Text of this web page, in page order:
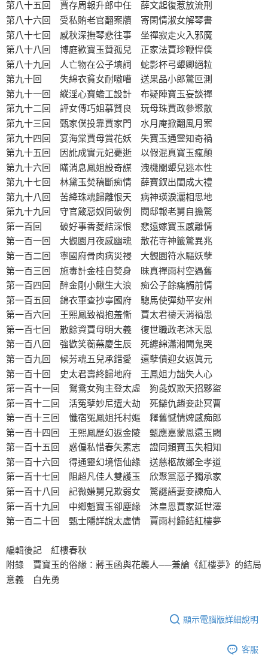
第八十五回 賈存周報升郎中任 薛文起復惹放流刑
第八十六回 受私賄老官翻案牘 寄閑情淑女解琴書
第八十七回 感秋深撫琴悲往事 坐禪寂走火入邪魔
第八十八回 博庭歡寶玉贊孤兒 正家法賈珍鞭悍僕
第八十九回 人亡物在公子填詞 蛇影杯弓顰卿絕粒
第九十回 失綿衣貧女耐嗷嘈 送果品小郎驚叵測
第九十一回 縱淫心寶蟾工設計 布疑陣寶玉妄談禪
第九十二回 評女傳巧姐慕賢良 玩母珠賈政參聚散
第九十三回 甄家僕投靠賈家門 水月庵掀翻風月案
第九十四回 宴海棠賈母賞花妖 失寶玉通靈知奇禍
第九十五回 因訛成實元妃薨逝 以假混真寶玉瘋顛
第九十六回 瞞消息鳳姐設奇謀 洩機關顰兒迷本性
第九十七回 林黛玉焚稿斷痴情 薛寶釵出閨成大禮
第九十八回 苦絳珠魂歸離恨天 病神瑛淚灑相思地
第九十九回 守官箴惡奴同破例 閱邸報老舅自擔驚
第一百回 破好事香菱結深恨 悲遠嫁寶玉感離情
第一百一回 大觀園月夜感幽魂 散花寺神籤驚異兆
第一百二回 寧國府骨肉病災祲 大觀園符水驅妖孽
第一百三回 施毒計金桂自焚身 昧真禪雨村空遇舊
第一百四回 醉金剛小鰍生大浪 痴公子餘痛觸前情
第一百五回 錦衣軍查抄寧國府 驄馬使彈劾平安州
第一百六回 王熙鳳致禍抱羞慚 賈太君禱天消禍患
第一百七回 散餘資賈母明大義 復世職政老沐天恩
第一百八回 強歡笑蘅蕪慶生辰 死纏綿瀟湘聞鬼哭
第一百九回 候芳魂五兒承錯愛 還孽債迎女返眞元
第一百十回 史太君壽終歸地府 王鳳姐力詘失人心
第一百十一回 鴛鴦女殉主登太虛 狗彘奴欺天招夥盜
第一百十二回 活冤孽妙尼遭大劫 死讎仇趙妾赴冥曹
第一百十三回 懺宿冤鳳姐托村嫗 釋舊憾情婢感痴郎
第一百十四回 王熙鳳歷幻返金陵 甄應嘉蒙恩還玉闕
第一百十五回 惑偏私惜春矢素志 證同類寶玉失相知
第一百十六回 得通靈幻境悟仙緣 送慈柩故鄉全孝道
第一百十七回 阻超凡佳人雙護玉 欣聚黨惡子獨承家
第一百十八回 記微嫌舅兄欺弱女 驚謎語妻妾諫痴人
第一百十九回 中鄉魁寶玉卻塵緣 沐皇恩賈家延世澤
第一百二十回 甄士隱詳說太虛情 賈雨村歸結紅樓夢
編輯後記 紅樓春秋
附錄 賈寶玉的俗緣：蔣玉函與花襲人──兼論《紅樓夢》的結局
意義 白先勇
顯示電腦版詳細說明
客服